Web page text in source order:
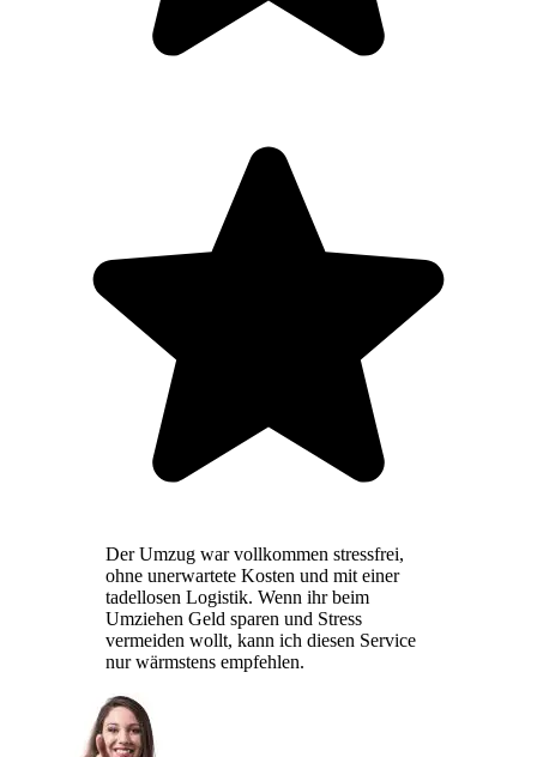
Der Umzug war vollkommen stressfrei,
ohne unerwartete Kosten und mit einer
tadellosen Logistik. Wenn ihr beim
Umziehen Geld sparen und Stress
vermeiden wollt, kann ich diesen Service
nur wärmstens empfehlen.